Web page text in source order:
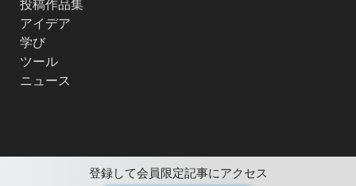
投稿作品集
アイデア
学び
ツール
ニュース
登録して会員限定記事にアクセス